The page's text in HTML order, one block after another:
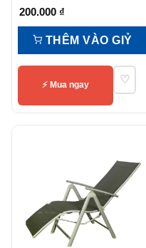
Tiện Nghi
200.000 ₫
THÊM VÀO GIỶ
⚡ Mua ngay ♡